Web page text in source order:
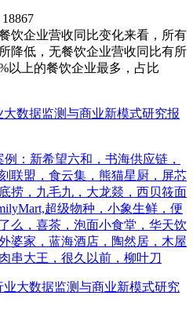
饮企业营收同比变化来看，所有
降低，无餐饮企业营收同比有所
以上的餐饮企业最多，占比
数据监测与商业新模式研究报
：新希望六和，书海供应链，
联盟，食云集，熊猫星厨，屏芯
捞，九毛九，大龙燚，西贝筱面
超级物种，小象生鲜，便
么，喜茶，泡面小食堂，华天饮
婆家，蓝海酒店，陶然居，木屋
串大王，很久以前，柳叶刀